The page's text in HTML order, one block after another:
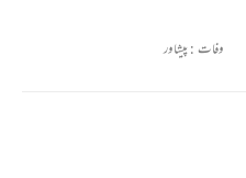
وفات : پیشاور